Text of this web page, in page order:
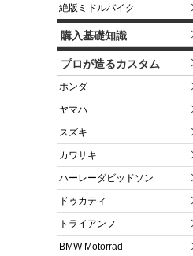
絶版ミドルバイク
購入基礎知識
プロが造るカスタム
ホンダ
ヤマハ
スズキ
カワサキ
ハーレーダビッドソン
ドゥカティ
トライアンフ
BMW Motorrad